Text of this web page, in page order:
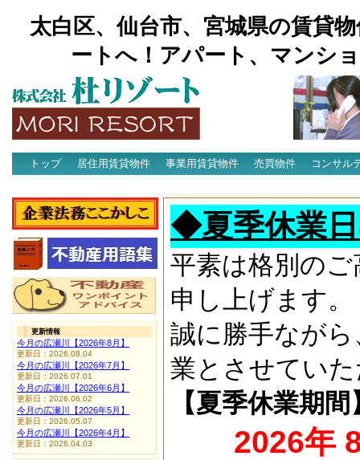
太白区、仙台市、宮城県の賃貸
ートへ！アパート、マンシ
トップ 居住用賃貸物件 事業用賃貸物件 売買物件
コンサル
◆夏季休業
平素は格別の
申し上げます。
誠に勝手なが
業とさせてい
【夏季休業期間
2026年
更新情報
今月の広瀬川【2026年8月】
更新日：2026.08.04
今月の広瀬川【2026年7月】
更新日：2026.07.01
今月の広瀬川【2026年6月】
更新日：2026.06.02
今月の広瀬川【2026年5月】
更新日：2026.05.07
今月の広瀬川【2026年4月】
更新日：2026.04.03